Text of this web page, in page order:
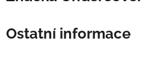
Ostatní informace